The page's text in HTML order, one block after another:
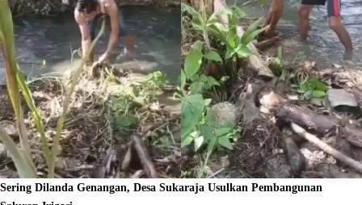
Sering Dilanda Genangan, Desa Sukaraja Usulkan Pembangunan